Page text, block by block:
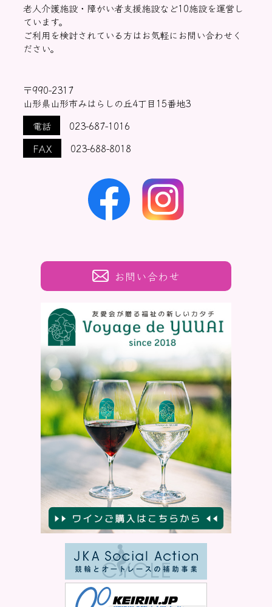
老人介護施設・障がい者支援施設など10施設を運営し
ています。
ご利用を検討されている方はお気軽にお問い合わせく
ださい。
〒990-2317
山形県山形市みはらしの丘4丁目15番地3
電話
023-687-1016
FAX
023-688-8018
お問い合わせ